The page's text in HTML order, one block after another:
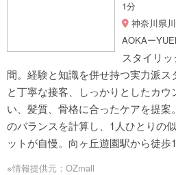
1分
神奈川県
AOKAー
スタイリ
間。経験と知識を併せ持つ実力派
と丁寧な接客、しっかりとしたカ
い、髪質、骨格に合ったケアを提
のバランスを計算し、1人ひとりの
ットが自慢。向ヶ丘遊園駅から徒歩
※情報提供元：OZmall